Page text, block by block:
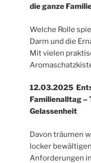
die ganze
Welche Rolle
Darm und die
Mit vielen
12.03.2025
Familienalltag –
Gelassenheit
Davon träumen
locker
Anforderungen